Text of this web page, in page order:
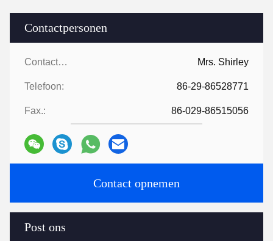
Contactpersonen
Contactpersonen: Mrs. Shirley
Telefoon: 86-29-86528771
Fax.: 86-029-86515056
Contact opnemen
Post ons